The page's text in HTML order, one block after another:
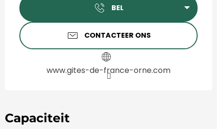
BEL
CONTACTEER ONS
www.gites-de-france-orne.com
Capaciteit